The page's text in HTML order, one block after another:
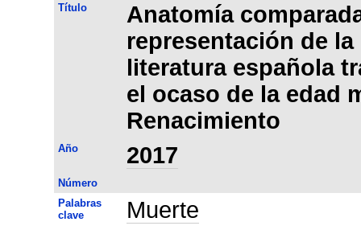
Título
Anatomía
representación de la
literatura española
el ocaso de la edad
Renacimiento
Año 2017
Número
Palabras
clave
Muerte